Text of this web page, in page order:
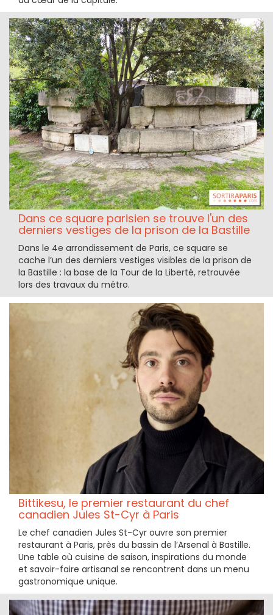
Dans ce square parisien se trouve l'un des
derniers vestiges de la prison de la Bastille
Dans le 4e arrondissement de Paris, ce square se
cache l’un des derniers vestiges visibles de la prison de
la Bastille : la base de la Tour de la Liberté, retrouvée
lors des travaux du métro.
Bittikesu, le premier restaurant du chef
canadien Jules St-Cyr à Paris
Le chef canadien Jules St-Cyr ouvre son premier
restaurant à Paris, près du bassin de l’Arsenal à Bastille.
Une table où cuisine de saison, inspirations du monde
et savoir-faire artisanal se rencontrent dans un menu
gastronomique unique.